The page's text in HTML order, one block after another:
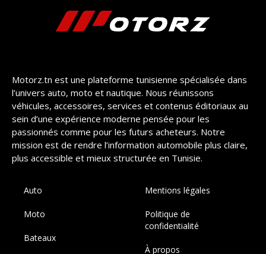
Motorz.tn est une plateforme tunisienne spécialisée dans
l’univers auto, moto et nautique. Nous réunissons
véhicules, accessoires, services et contenus éditoriaux au
sein d’une expérience moderne pensée pour les
passionnés comme pour les futurs acheteurs. Notre
mission est de rendre l’information automobile plus claire,
plus accessible et mieux structurée en Tunisie.
Auto
Moto
Bateaux
Mentions légales
Politique de
confidentialité
À propos